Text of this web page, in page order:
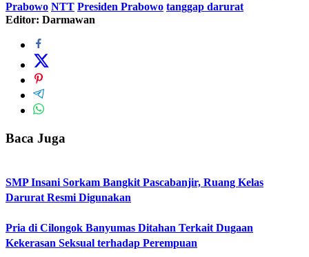
Prabowo NTT Presiden Prabowo tanggap darurat
Editor: Darmawan
Baca Juga
SMP Insani Sorkam Bangkit Pascabanjir, Ruang Kelas
Darurat Resmi Digunakan
Pria di Cilongok Banyumas Ditahan Terkait Dugaan
Kekerasan Seksual terhadap Perempuan